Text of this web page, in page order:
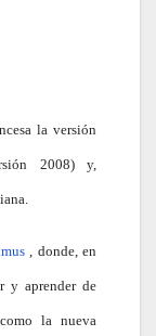
la versión
2008) y,
, donde, en
y aprender de
la nueva